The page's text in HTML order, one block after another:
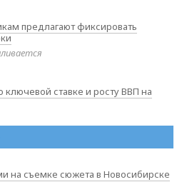
предлагают фиксировать
ставке и росту ВВП на
на съемке сюжета в Новосибирске